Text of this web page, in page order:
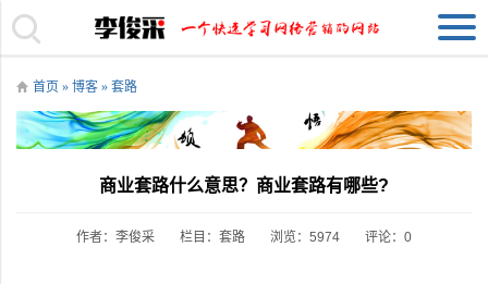
首页 » 博客 » 套路
商业套路什么意思？商业套路有哪些?
作者：李俊采 栏目： 套路 浏览：5974 评论：0